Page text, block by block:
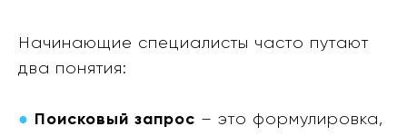
Начинающие специалисты часто путают
два понятия:
● Поисковый запрос – это формулировка,